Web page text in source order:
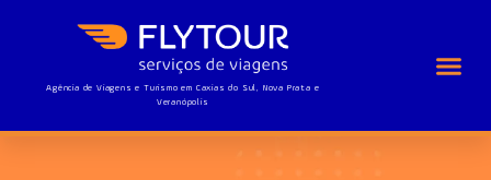
Agência de Viagens e Turismo em Caxias do Sul, Nova Prata e
Veranópolis